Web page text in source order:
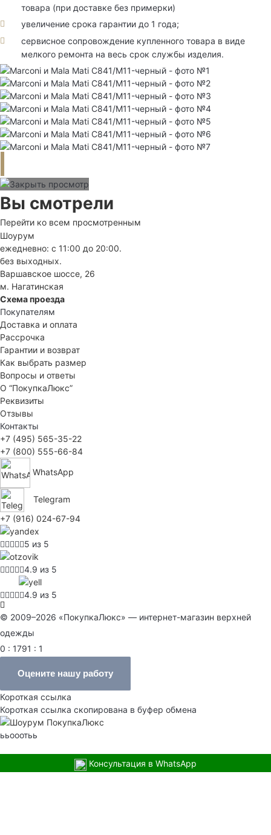
товара (при доставке без примерки)
увеличение срока гарантии до 1 года;
сервисное сопровождение купленного товара в виде
мелкого ремонта на весь срок службы изделия.
Вы смотрели
Перейти ко всем просмотренным
Шоурум
ежедневно: с 11:00 до 20:00.
без выходных.
Варшавское шоссе, 26
м. Нагатинская
Схема проезда
Покупателям
Доставка и оплата
Рассрочка
Гарантии и возврат
Как выбрать размер
Вопросы и ответы
О “ПокупкаЛюкс”
Реквизиты
Отзывы
Контакты
+7 (495) 565-35-22
+7 (800) 555-66-84
WhatsApp
Telegram
+7 (916) 024-67-94
5 из 5
4.9 из 5
4.9 из 5
© 2009–2026 «ПокупкаЛюкс» — интернет-магазин верхней
одежды
0 : 1791 : 1
Оцените нашу работу
Короткая ссылка
Короткая ссылка скопирована в буфер обмена
ььооотьь
Консультация в WhatsApp